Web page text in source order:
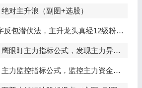
绝对主升浪（副图+选股）
伏法，主升龙头真经12级粉丝专属战法，节点潜伏
主力指标公式，发现主力异动资金（副图+选股）
指标公式，监控主力资金和筹码异动（副图+选股）